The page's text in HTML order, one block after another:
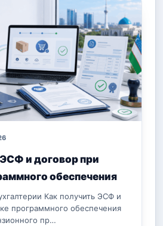
и договор при
обеспечения
Как получить ЭСФ и
программного обеспечения
пр…